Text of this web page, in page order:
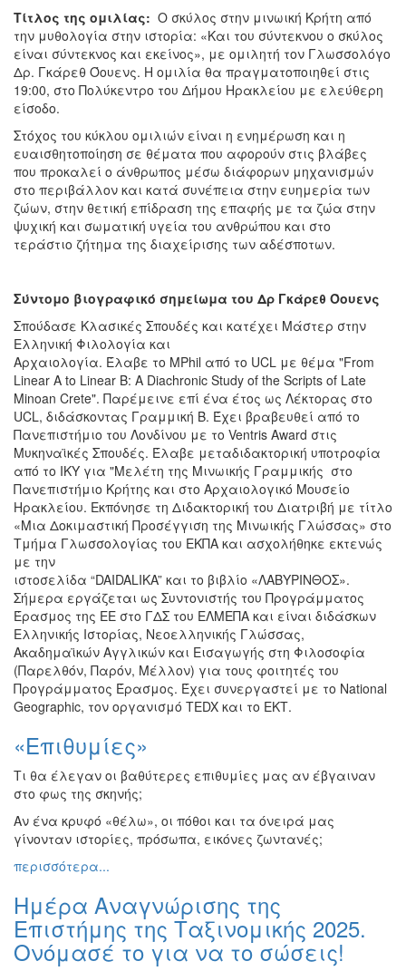
Τίτλος της ομιλίας: O σκύλος στην μινωική Κρήτη από
την μυθολογία στην ιστορία: «Και του σύντεκνου ο σκύλος
είναι σύντεκνος και εκείνος», με ομιλητή τον Γλωσσολόγο
Δρ. Γκάρεθ Όουενς. Η ομιλία θα πραγματοποιηθεί στις
19:00, στο Πολύκεντρο του Δήμου Ηρακλείου με ελεύθερη
είσοδο.
Στόχος του κύκλου ομιλιών είναι η ενημέρωση και η
ευαισθητοποίηση σε θέματα που αφορούν στις βλάβες
που προκαλεί ο άνθρωπος μέσω διάφορων μηχανισμών
στο περιβάλλον και κατά συνέπεια στην ευημερία των
ζώων, στην θετική επίδραση της επαφής με τα ζώα στην
ψυχική και σωματική υγεία του ανθρώπου και στο
τεράστιο ζήτημα της διαχείρισης των αδέσποτων.
Σύντομο βιογραφικό σημείωμα του Δρ Γκάρεθ Όουενς
Σπούδασε Κλασικές Σπουδές και κατέχει Μάστερ στην
Ελληνική Φιλολογία και
Αρχαιολογία. Έλαβε το MPhil από το UCL με θέμα "From
Linear A to Linear B: A Diachronic Study of the Scripts of Late
Minoan Crete". Παρέμεινε επί ένα έτος ως Λέκτορας στο
UCL, διδάσκοντας Γραμμική Β. Έχει βραβευθεί από το
Πανεπιστήμιο του Λονδίνου με το Ventris Award στις
Μυκηναϊκές Σπουδές. Έλαβε μεταδιδακτορική υποτροφία
από το ΙΚΥ για "Μελέτη της Μινωικής Γραμμικής στο
Πανεπιστήμιο Κρήτης και στο Αρχαιολογικό Μουσείο
Ηρακλείου. Εκπόνησε τη Διδακτορική του Διατριβή με τίτλο
«Μια Δοκιμαστική Προσέγγιση της Μινωικής Γλώσσας» στο
Τμήμα Γλωσσολογίας του ΕΚΠΑ και ασχολήθηκε εκτενώς
με την
ιστοσελίδα “DAIDALIKA” και το βιβλίο «ΛΑΒΥΡΙΝΘΟΣ».
Σήμερα εργάζεται ως Συντονιστής του Προγράμματος
Έρασμος της ΕΕ στο ΓΔΣ του ΕΛΜΕΠΑ και είναι διδάσκων
Ελληνικής Ιστορίας, Νεοελληνικής Γλώσσας,
Ακαδημαϊκών Αγγλικών και Εισαγωγής στη Φιλοσοφία
(Παρελθόν, Παρόν, Μέλλον) για τους φοιτητές του
Προγράμματος Έρασμος. Έχει συνεργαστεί με το National
Geographic, τον οργανισμό TEDX και το ΕΚΤ.
«Επιθυμίες»
Τι θα έλεγαν οι βαθύτερες επιθυμίες μας αν έβγαιναν
στο φως της σκηνής;
Αν ένα κρυφό «θέλω», οι πόθοι και τα όνειρά μας
γίνονταν ιστορίες, πρόσωπα, εικόνες ζωντανές;
περισσότερα...
Ημέρα Αναγνώρισης της
Επιστήμης της Ταξινομικής 2025.
Ονόμασέ το για να το σώσεις!